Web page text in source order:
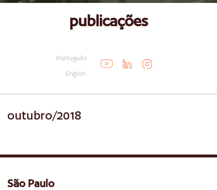
publicações
Português
English
outubro/2018
São Paulo